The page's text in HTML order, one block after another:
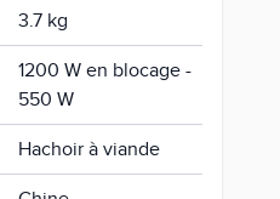
3.7 kg
1200 W en blocage -
550 W
Hachoir à viande